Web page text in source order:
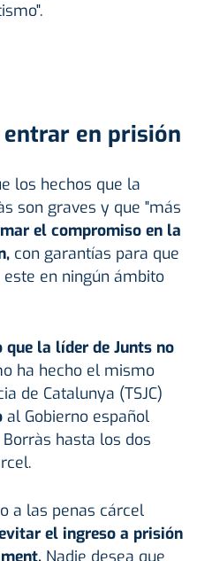
entrar en prisión
los hechos que la
son graves y que "más
el compromiso en la
con garantías para que
en ningún ámbito
que la líder de Junts no
ha hecho el mismo
de Catalunya (TSJC)
al Gobierno español
hasta los dos
a las penas cárcel
el ingreso a prisión
Nadie desea que